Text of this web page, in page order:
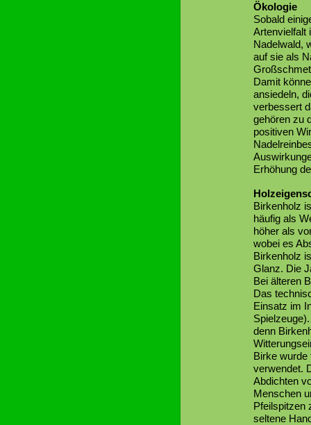
Ökologie
Sobald
Artenvielfalt
Nadelwald,
auf sie als
Damit
ansiedeln,
verbessert
gehören zu
positiven
Erhöhung
Birkenholz
häufig als
höher als
wobei es
Birkenholz
Glanz. Die
Bei älteren
Das
Einsatz im
denn
Birke wurde
verwendet.
Abdichten
Menschen
Pfeilspitzen
seltene